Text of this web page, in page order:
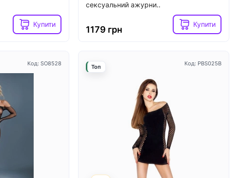
Купити
сексуальний ажурни..
1179 грн
Купити
Код: SO8528 Код: PBS025B
Топ